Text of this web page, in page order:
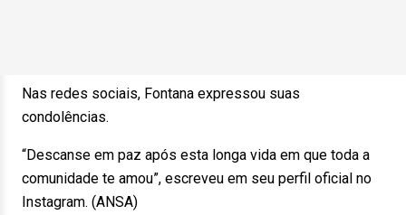
Nas redes sociais, Fontana expressou suas
condolências.
“Descanse em paz após esta longa vida em que toda a
comunidade te amou”, escreveu em seu perfil oficial no
Instagram. (ANSA)